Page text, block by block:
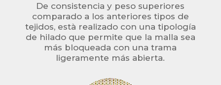
De consistencia y peso superiores
comparado a los anteriores tipos de
tejidos, està realizado con una tipología
de hilado que permite que la malla sea
más bloqueada con una trama
ligeramente más abierta.